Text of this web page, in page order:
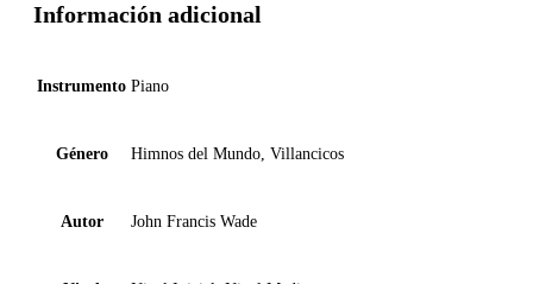
Información adicional
Instrumento Piano
Género Himnos del Mundo, Villancicos
Autor John Francis Wade